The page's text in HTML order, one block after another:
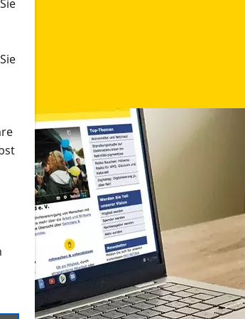
Formaten an
und dieses bestellen bzw. herunterladen